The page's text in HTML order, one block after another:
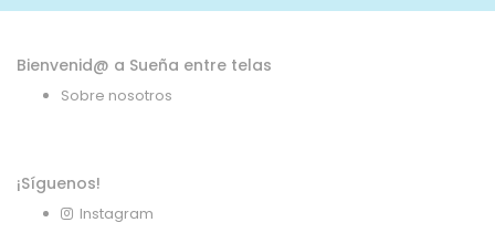
Bienvenid@ a Sueña entre telas
Sobre nosotros
¡Síguenos!
Instagram